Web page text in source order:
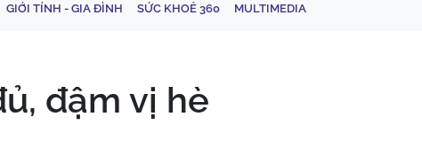
GIỚI TÍNH - GIA ĐÌNH SỨC KHOẺ 360 MULTIMEDIA
đậm vị hè